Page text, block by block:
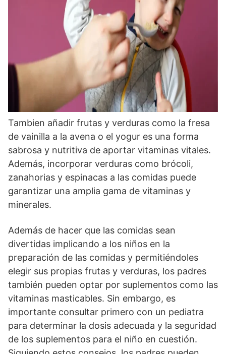
Tambien añadir frutas y verduras como la fresa
de vainilla a la avena o el yogur es una forma
sabrosa y nutritiva de aportar vitaminas vitales.
Además, incorporar verduras como brócoli,
zanahorias y espinacas a las comidas puede
garantizar una amplia gama de vitaminas y
minerales.
Además de hacer que las comidas sean
divertidas implicando a los niños en la
preparación de las comidas y permitiéndoles
elegir sus propias frutas y verduras, los padres
también pueden optar por suplementos como las
vitaminas masticables. Sin embargo, es
importante consultar primero con un pediatra
para determinar la dosis adecuada y la seguridad
de los suplementos para el niño en cuestión.